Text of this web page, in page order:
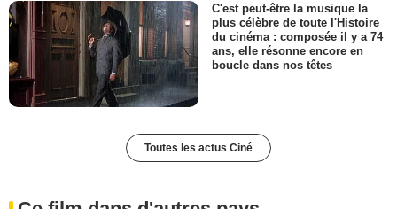
C'est peut-être la musique la
plus célèbre de toute l'Histoire
du cinéma : composée il y a 74
ans, elle résonne encore en
boucle dans nos têtes
Toutes les actus Ciné